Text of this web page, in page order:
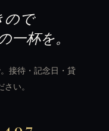
ので
一杯を。
接待・記念日・貸
い。